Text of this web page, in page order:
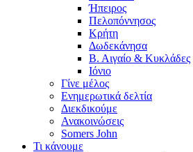
Ήπειρος
Πελοπόννησος
Κρήτη
Δωδεκάνησα
Β. Αιγαίο & Κυκλάδες
Ιόνιο
Γίνε μέλος
Ενημερωτικά δελτία
Διεκδικούμε
Ανακοινώσεις
Somers John
Τι κάνουμε